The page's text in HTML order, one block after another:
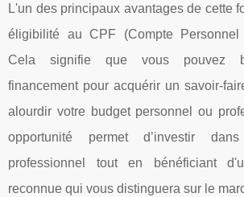
L'un des principaux avantages de cette
éligibilité au CPF (Compte Personnel
Cela signifie que vous pouvez
financement pour acquérir un savoir-
alourdir votre budget personnel ou
opportunité permet d’investir
professionnel tout en bénéficiant
reconnue qui vous distinguera sur le